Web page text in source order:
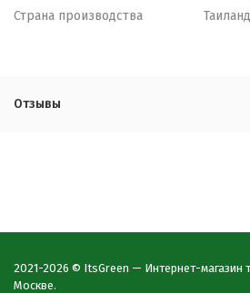
Страна производства Таиланд
Отзывы
2021-2026 © ItsGreen — Интернет-магазин
Москве.